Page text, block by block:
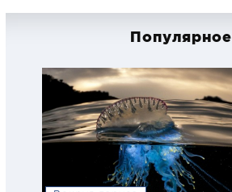
Популярное